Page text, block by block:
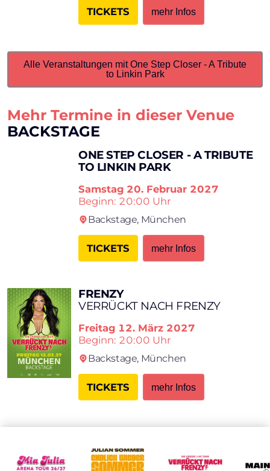
TICKETS mehr Infos
Alle Veranstaltungen mit One Step Closer - A Tribute
to Linkin Park
Mehr Termine in dieser Venue
BACKSTAGE
ONE STEP CLOSER - A TRIBUTE
TO LINKIN PARK
Samstag 20. Februar 2027
Beginn: 20:00 Uhr
Backstage, München
TICKETS mehr Infos
FRENZY
VERRÜCKT NACH FRENZY
Freitag 12. März 2027
Beginn: 20:00 Uhr
Backstage, München
TICKETS mehr Infos